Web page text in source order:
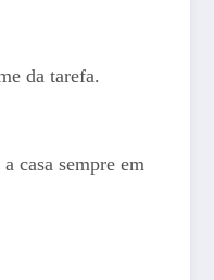
da tarefa.
casa sempre em